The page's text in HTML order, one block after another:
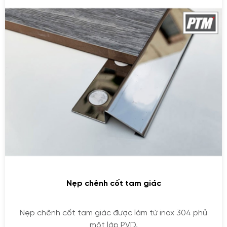
Nẹp chênh cốt tam giác
Nẹp chênh cốt tam giác được làm từ inox 304 phủ
một lớp PVD,